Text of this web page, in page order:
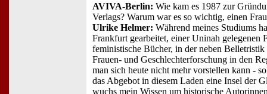
AVIVA-Berlin: Wie kam es 1987 zur
Verlags? Warum war es so wichtig, einen
Ulrike Helmer: Während meines Studiums
Frankfurt gearbeitet, einer Uninah gelegenen
feministische Bücher, in der neben
Frauen- und Geschlechterforschung in den
man sich heute nicht mehr vorstellen kann -
das Abgebot in diesem Laden eine Insel der
wuchs mein Wissen um historische